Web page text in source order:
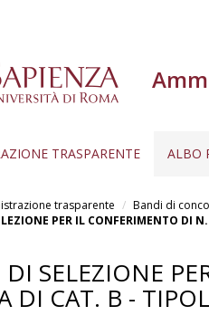
TRASPARENTE ALBO
trasparente
Bandi di
PER IL CONFERIMENTO DI
SELEZIONE
DI CAT. B -